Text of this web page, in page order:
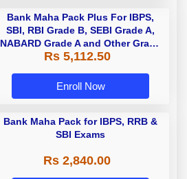
Bank Maha Pack Plus For IBPS,
SBI, RBI Grade B, SEBI Grade A,
NABARD Grade A and Other Grade
A & Grade B Bank Exams
Rs 5,112.50
Enroll Now
Bank Maha Pack for IBPS, RRB &
SBI Exams
Rs 2,840.00